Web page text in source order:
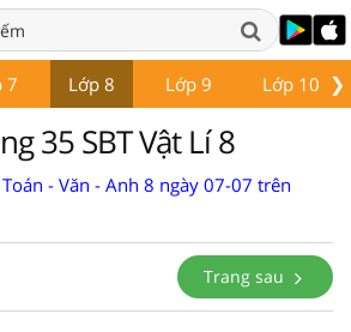
❯
7 Lớp 8 Lớp 9 Lớp 10
35 SBT Vật Lí 8
- Văn - Anh 8 ngày 07-07 trên
Trang sau